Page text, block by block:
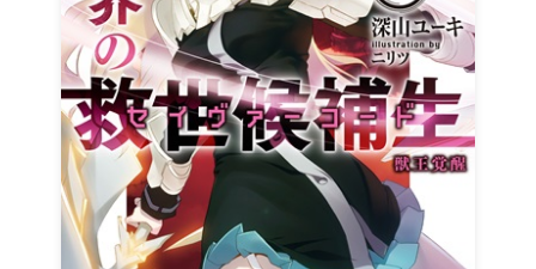
オーバーラップノベルスf